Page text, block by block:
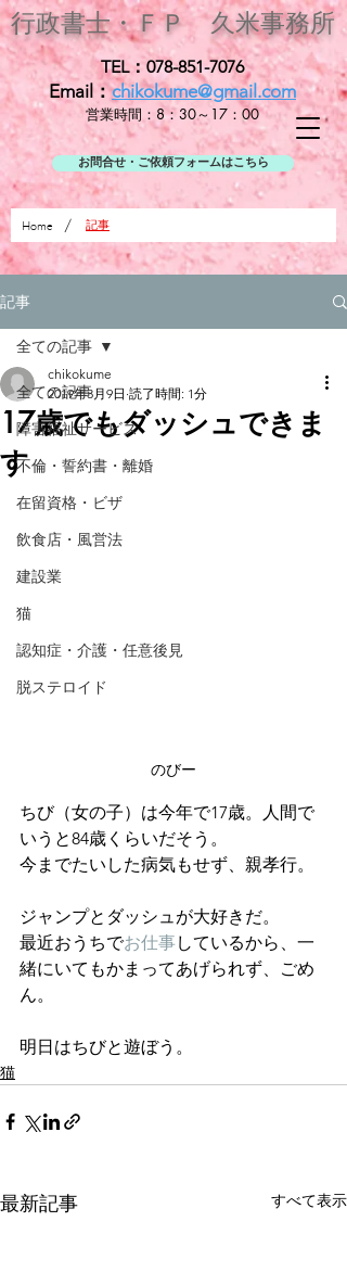
行政書士・ＦＰ久米事務所
TEL：078-851-7076
Email：chikokume@gmail.com
営業時間：8：30～17：00
お問合せ・ご依頼フォームはこちら
Home / 記事
記事
全ての記事
障害福祉サービス
不倫・誓約書・離婚
在留資格・ビザ
飲食店・風営法
建設業
猫
認知症・介護・任意後見
脱ステロイド
全ての記事
17歳でもダッシュできま
す
chikokume
2019年3月9日 読了時間: 1分
のびー
ちび（女の子）は今年で17歳。人間で
いうと84歳くらいだそう。
今までたいした病気もせず、親孝行。
ジャンプとダッシュが大好きだ。
最近おうちでお仕事しているから、一
緒にいてもかまってあげられず、ごめ
ん。
明日はちびと遊ぼう。
猫
最新記事 すべて表示